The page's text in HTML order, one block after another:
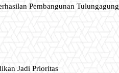
Pembangunan Tulungagung
Jadi Prioritas